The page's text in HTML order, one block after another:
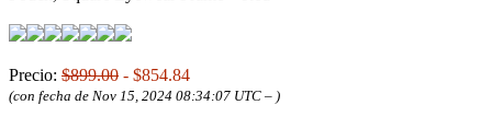
Precio: $899.00 - $854.84
(con fecha de Nov 15, 2024 08:34:07 UTC – )